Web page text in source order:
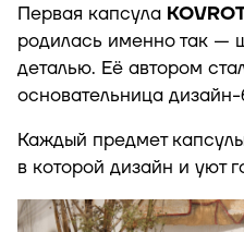
Первая капсула
родилась именно так —
деталью. Её автором
основательница
Каждый предмет
в которой дизайн и уют